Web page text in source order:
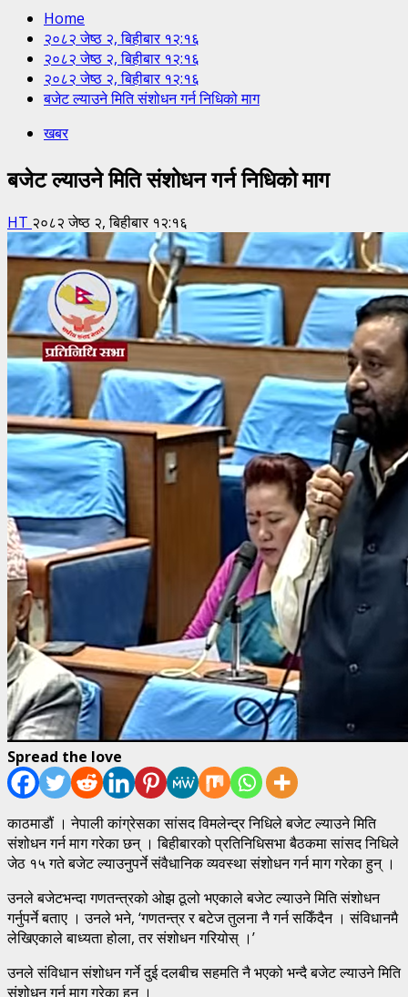
Home
२०८२ जेष्ठ २, बिहीबार १२:१६
२०८२ जेष्ठ २, बिहीबार १२:१६
२०८२ जेष्ठ २, बिहीबार १२:१६
बजेट ल्याउने मिति संशोधन गर्न निधिको माग
खबर
बजेट ल्याउने मिति संशोधन गर्न निधिको माग
HT २०८२ जेष्ठ २, बिहीबार १२:१६
Spread the love
काठमाडौं । नेपाली कांग्रेसका सांसद विमलेन्द्र निधिले बजेट ल्याउने मिति
संशोधन गर्न माग गरेका छन् । बिहीबारको प्रतिनिधिसभा बैठकमा सांसद निधिले
जेठ १५ गते बजेट ल्याउनुपर्ने संवैधानिक व्यवस्था संशोधन गर्न माग गरेका हुन् ।
उनले बजेटभन्दा गणतन्त्रको ओझ ठूलो भएकाले बजेट ल्याउने मिति संशोधन
गर्नुपर्ने बताए । उनले भने, ‘गणतन्त्र र बटेज तुलना नै गर्न सकिँदैन । संविधानमै
लेखिएकाले बाध्यता होला, तर संशोधन गरियोस् ।’
उनले संविधान संशोधन गर्ने दुई दलबीच सहमति नै भएको भन्दै बजेट ल्याउने मिति
संशोधन गर्न माग गरेका हुन् ।